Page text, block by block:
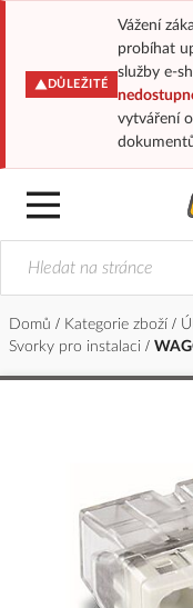
DŮLEŽITÉ
Vážení
probíhat
služby e-
vytváření
Domů Kategorie zboží
Svorky pro instalaci